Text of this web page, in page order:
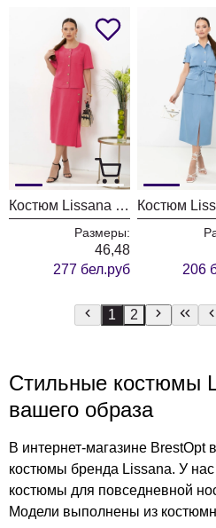
Костюм Lissana 4891 малиновый оттенок
Размеры:
46,48
277 бел.руб
206
1 2
Стильные костюмы
вашего образа
В интернет-магазине BrestOpt
костюмы бренда Lissana. У
костюмы для повседневной
Модели выполнены из